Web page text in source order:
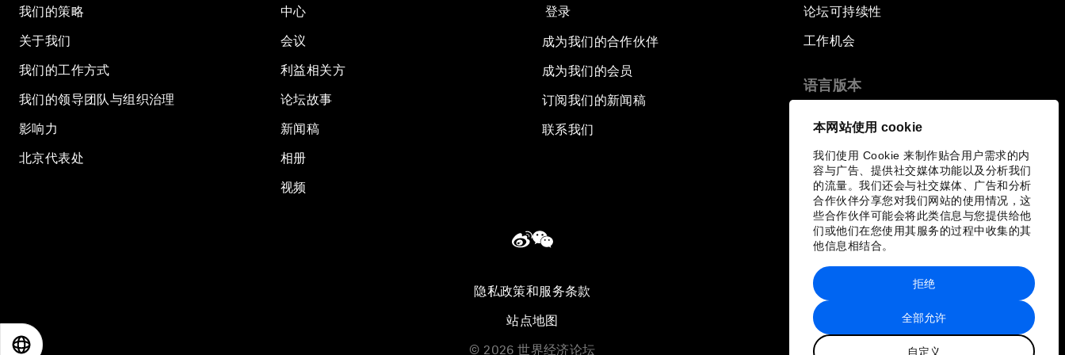
本网站使用 cookie
我们使用 Cookie 来制作贴合用户需求的内
容与广告、提供社交媒体功能以及分析我们
的流量。我们还会与社交媒体、广告和分析
合作伙伴分享您对我们网站的使用情况，这
些合作伙伴可能会将此类信息与您提供给他
们或他们在您使用其服务的过程中收集的其
他信息相结合。
全部允许
自定义
拒绝
我们的策略
关于我们
我们的工作方式
我们的领导团队与组织治理
影响力
北京代表处
中心
会议
利益相关方
论坛故事
新闻稿
相册
视频
登录
成为我们的合作伙伴
成为我们的会员
订阅我们的新闻稿
联系我们
论坛可持续性
工作机会
语言版本
隐私政策和服务条款
站点地图
© 2026 世界经济论坛